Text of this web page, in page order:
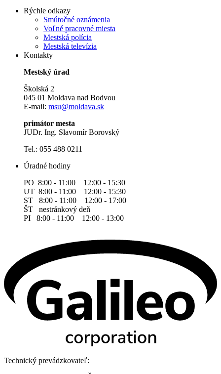
Rýchle odkazy
Smútočné oznámenia
Voľné pracovné miesta
Mestská polícia
Mestská televízia
Kontakty
Mestský úrad
Školská 2
045 01 Moldava nad Bodvou
E-mail: msu@moldava.sk
primátor mesta
JUDr. Ing. Slavomír Borovský
Tel.: 055 488 0211
Úradné hodiny
PO 8:00 - 11:00 12:00 - 15:30
UT 8:00 - 11:00 12:00 - 15:30
ST 8:00 - 11:00 12:00 - 17:00
ŠT nestránkový deň
PI 8:00 - 11:00 12:00 - 13:00
Technický prevádzkovateľ: